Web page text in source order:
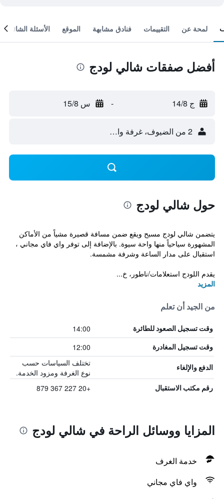
لمحة عن التقييمات فنادق مشابهة الموقع الأسئلة الشائعة
أفضل صفقات شالي لودج
ج 14/8 - س 15/8
2 من الضيوف، غرفة واحدة
حول شالي لودج
يتضمن شالي لودج مسبح ويقع ضمن مسافة قصيرة مشياً من الأماكن
المشهورة سياحياً منها واحة سيوة. بالإضافة إلى توفر واي فاي مجاني ،
استقبال على مدار الساعة وشرفة مشمسة.
يقدم اللودج استعلامات/ناطور، خ...
المزيد
من الجيد أن تعلم
وقت تسجيل الصعود للطائرة 14:00
وقت تسجيل المغادرة 12:00
الدفع والإلغاء
تختلف السياسات حسب
نوع الغرفة ومزود الخدمة.
رقم مكتب الاستقبال +20 227 367 879
المزايا ووسائل الراحة في شالي لودج
خدمة الغرف
واي فاي مجاني